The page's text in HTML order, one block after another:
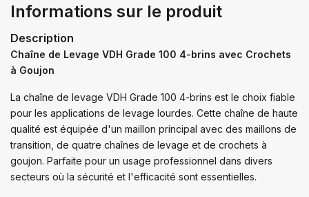
Informations sur le produit
Description
Chaîne de Levage VDH Grade 100 4-brins avec Crochets
à Goujon
La chaîne de levage VDH Grade 100 4-brins est le choix fiable
pour les applications de levage lourdes. Cette chaîne de haute
qualité est équipée d'un maillon principal avec des maillons de
transition, de quatre chaînes de levage et de crochets à
goujon. Parfaite pour un usage professionnel dans divers
secteurs où la sécurité et l'efficacité sont essentielles.